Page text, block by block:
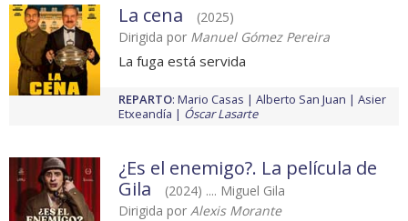
La cena
(2025)
Dirigida por Manuel Gómez Pereira
La fuga está servida
REPARTO: Mario Casas Alberto San Juan
Asier
Etxeandía
Óscar Lasarte
¿Es el enemigo?. La película de
Gila
(2024) .... Miguel Gila
Dirigida por Alexis Morante